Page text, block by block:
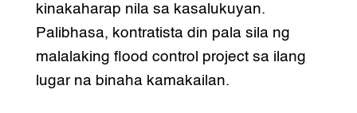
kinakaharap nila sa kasalukuyan.
Palibhasa, kontratista din pala sila ng
malalaking flood control project sa ilang
lugar na binaha kamakailan.